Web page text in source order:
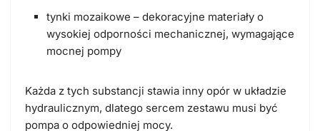
tynki mozaikowe – dekoracyjne materiały o
wysokiej odporności mechanicznej, wymagające
mocnej pompy
Każda z tych substancji stawia inny opór w układzie
hydraulicznym, dlatego sercem zestawu musi być
pompa o odpowiedniej mocy.